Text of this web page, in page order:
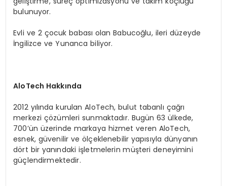
bulunuyor.
Evli ve 2 çocuk babası olan Babucoğlu, ileri düzeyde
İngilizce ve Yunanca biliyor.
AloTech Hakkında
2012 yılında kurulan AloTech, bulut tabanlı çağrı
merkezi çözümleri sunmaktadır. Bugün 63 ülkede,
700’ün üzerinde markaya hizmet veren AloTech,
esnek, güvenilir ve ölçeklenebilir yapısıyla dünyanın
dört bir yanındaki işletmelerin müşteri deneyimini
güçlendirmektedir.